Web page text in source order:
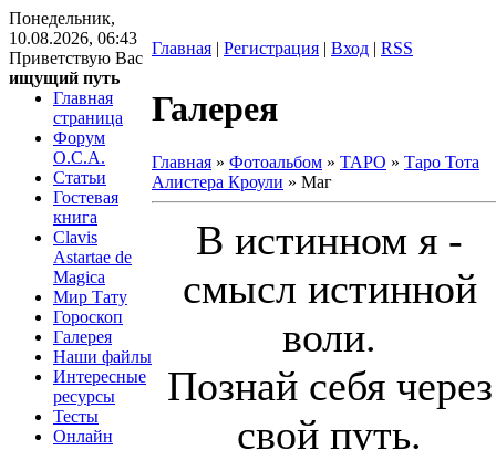
Понедельник,
10.08.2026, 06:43
Приветствую Вас
ищущий путь
Главная | Регистрация | Вход | RSS
Главная
страница
Форум
O.C.A.
Статьи
Гостевая
книга
Clavis
Astartae de
Magica
Мир Тату
Гороскоп
Галерея
Наши файлы
Интересные
ресурсы
Тесты
Онлайн
Галерея
Главная » Фотоальбом » ТАРО » Таро Тота
Алистера Кроули » Маг
В истинном я -
смысл истинной
воли.
Познай себя через
свой путь.